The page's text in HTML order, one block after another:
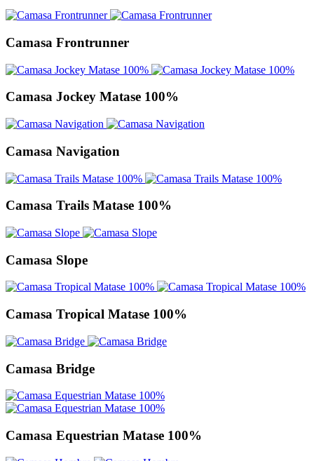
Camasa Frontrunner
Camasa Jockey Matase 100%
Camasa Navigation
Camasa Trails Matase 100%
Camasa Slope
Camasa Tropical Matase 100%
Camasa Bridge
Camasa Equestrian Matase 100%